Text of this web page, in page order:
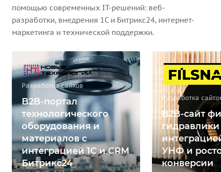
помощью современных IT-решений: веб-
разработки, внедрения 1С и Битрикс24, интернет-
маркетинга и технической поддержки.
Разработка сайтов
B2B-портал
технологического
оборудования и
материалов с
интеграцией 1С и CRM
Битрикс24
Разработка
B2B-сайт
гидравлики
УНФ и
конверсии